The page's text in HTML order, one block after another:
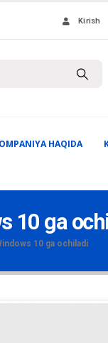
Kirish
HAQIDA
10 ga
10 ga ochiladi